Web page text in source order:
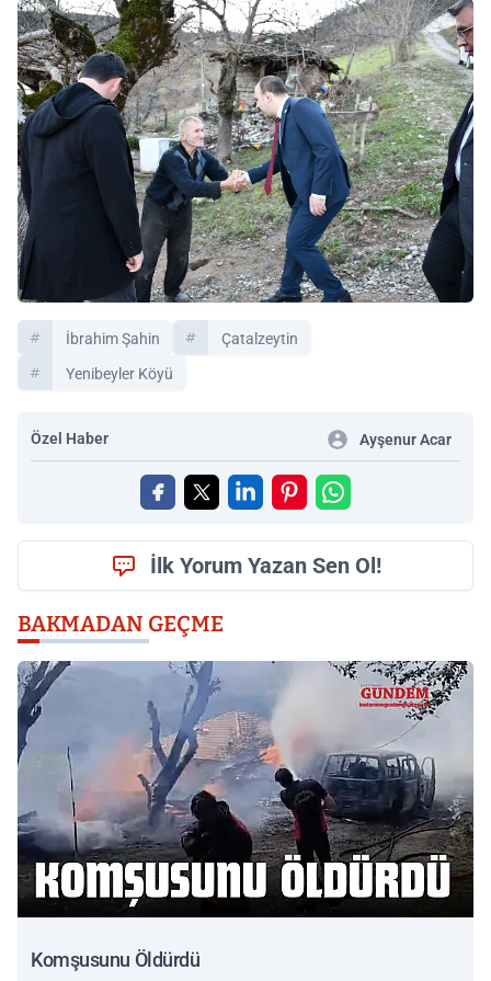
İbrahim Şahin
Çatalzeytin
Yenibeyler Köyü
Özel Haber Ayşenur Acar
İlk Yorum Yazan Sen Ol!
BAKMADAN GEÇME
Komşusunu Öldürdü